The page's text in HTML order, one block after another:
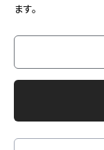
ます。